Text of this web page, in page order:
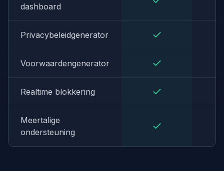
dashboard
Privacybeleidgenerator
Voorwaardengenerator
Realtime blokkering
Meertalige
ondersteuning